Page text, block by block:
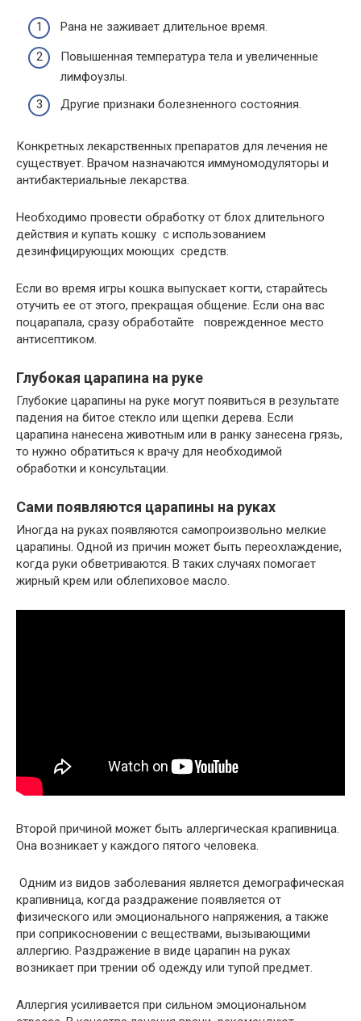
Рана не заживает длительное время.
Повышенная температура тела и увеличенные
лимфоузлы.
Другие признаки болезненного состояния.
Конкретных лекарственных препаратов для лечения не
существует. Врачом назначаются иммуномодуляторы и
антибактериальные лекарства.
Необходимо провести обработку от блох длительного
действия и купать кошку с использованием
дезинфицирующих моющих средств.
Если во время игры кошка выпускает когти, старайтесь
отучить ее от этого, прекращая общение. Если она вас
поцарапала, сразу обработайте поврежденное место
антисептиком.
Глубокая царапина на руке
Глубокие царапины на руке могут появиться в результате
падения на битое стекло или щепки дерева. Если
царапина нанесена животным или в ранку занесена грязь,
то нужно обратиться к врачу для необходимой
обработки и консультации.
Сами появляются царапины на руках
Иногда на руках появляются самопроизвольно мелкие
царапины. Одной из причин может быть переохлаждение,
когда руки обветриваются. В таких случаях помогает
жирный крем или облепиховое масло.
Второй причиной может быть аллергическая крапивница.
Она возникает у каждого пятого человека.
Одним из видов заболевания является демографическая
крапивница, когда раздражение появляется от
физического или эмоционального напряжения, а также
при соприкосновении с веществами, вызывающими
аллергию. Раздражение в виде царапин на руках
возникает при трении об одежду или тупой предмет.
Аллергия усиливается при сильном эмоциональном